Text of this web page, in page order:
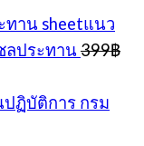
sheetแนว
ลประทาน 399฿